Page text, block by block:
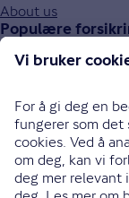
About us
Populære
Bilforsikring
Innboforsikring
Husforsikring
Livsforsikring
Barneforsikring
Alle forsikringer